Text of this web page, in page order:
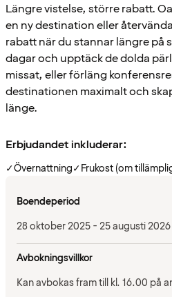
Längre vistelse, större rabatt.
en ny destination eller
rabatt när du stannar längre på
dagar och upptäck de dolda
missat, eller förläng
destinationen maximalt och
länge.
Erbjudandet inkluderar:
✓Övernattning✓Frukost (om
Boendeperiod
28 oktober 2025 - 25 augusti 2026
Avbokningsvillkor
Kan avbokas fram till kl. 16.00 på